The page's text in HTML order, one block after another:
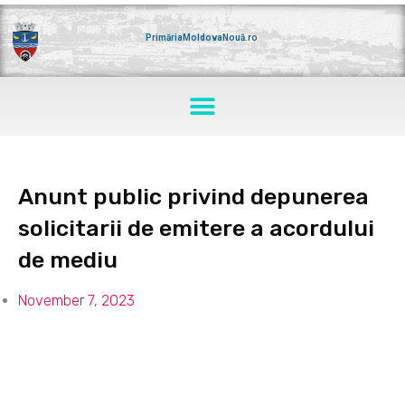
Skip
to
content
PrimăriaMoldovaNouă.ro
Menu
Anunt public privind depunerea
solicitarii de emitere a acordului
de mediu
November 7, 2023